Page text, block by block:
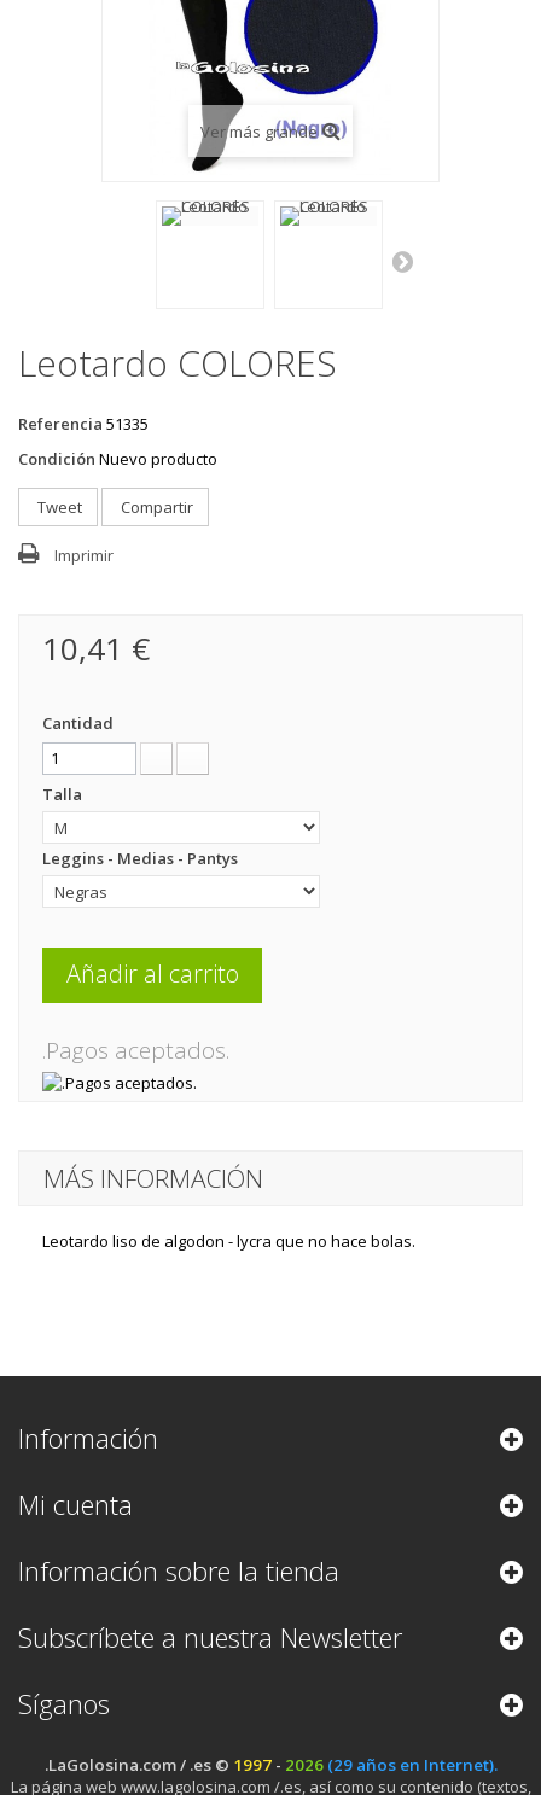
Ver más grande
Leotardo COLORES
Referencia 51335
Condición Nuevo producto
Tweet Compartir
Imprimir
10,41 €
Cantidad
Talla
Leggins - Medias - Pantys
Añadir al carrito
.Pagos aceptados.
MÁS INFORMACIÓN
Leotardo liso de algodon - lycra que no hace bolas.
Información
Mi cuenta
Información sobre la tienda
Subscríbete a nuestra Newsletter
Síganos
.LaGolosina.com / .es © 1997- 2026 (29 años en Internet).
La página web www.lagolosina.com /.es, así como su contenido (textos,